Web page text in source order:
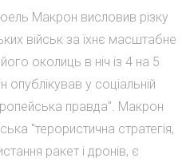
Макрон висловив різку
військ за їхнє масштабне
околиць в ніч із 4 на 5
у соціальній
правда". Макрон
"терористична стратегія,
ракет і дронів, є